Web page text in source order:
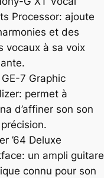
Processor: ajoute
et des
vocaux à sa voix
7 Graphic
permet à
d’affiner son son
’64 Deluxe
un ampli guitare
connu pour son